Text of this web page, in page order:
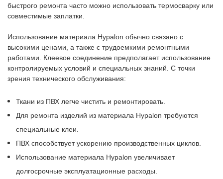
быстрого ремонта часто можно использовать термосварку или
совместимые заплатки.
Использование материала Hypalon обычно связано с
высокими ценами, а также с трудоемкими ремонтными
работами. Клеевое соединение предполагает использование
контролируемых условий и специальных знаний. С точки
зрения технического обслуживания:
Ткани из ПВХ легче чистить и ремонтировать.
Для ремонта изделий из материала Hypalon требуются
специальные клеи.
ПВХ способствует ускорению производственных циклов.
Использование материала Hypalon увеличивает
долгосрочные эксплуатационные расходы.